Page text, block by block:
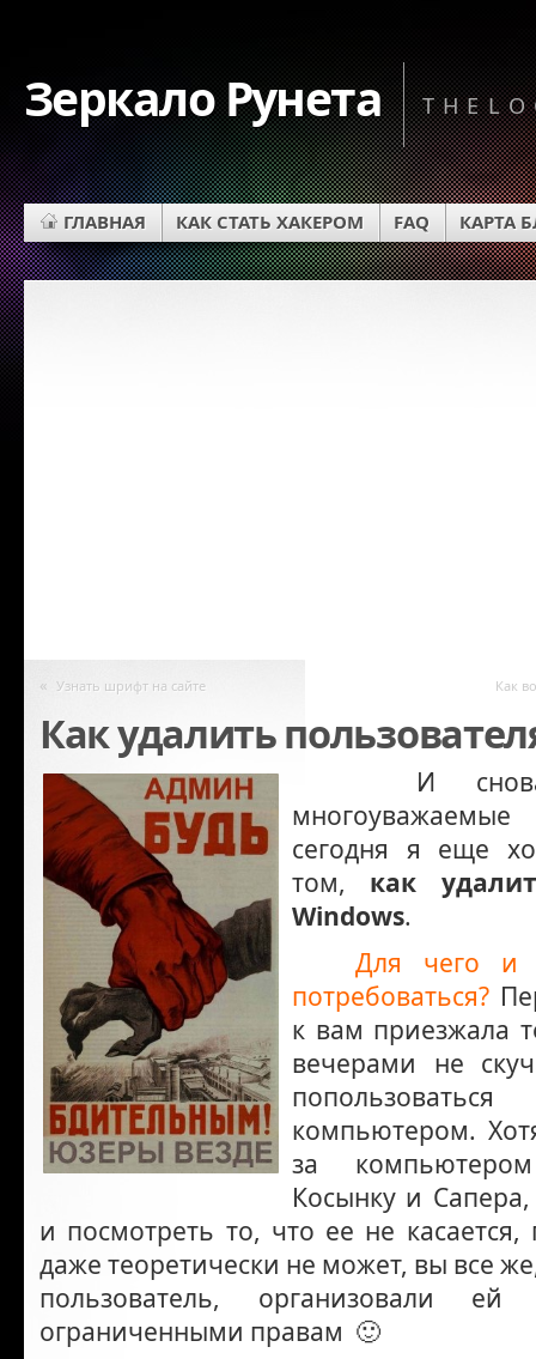
Зеркало Рунета
ГЛАВНАЯ КАК СТАТЬ ХАКЕРОМ FAQ КАРТА
« Узнать шрифт на сайте Как
Как удалить
И
сегодня я еще
том, как
Windows.
Для чего и
потребоваться?
к вам приезжала
вечерами не
компьютером.
за
Косынку и Сапера,
и посмотреть то, что ее не
даже теоретически не может, вы все
пользователь, организовали ей
ограниченными правам 🙂